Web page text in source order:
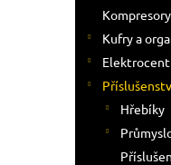
Kompresory
Kufry a
Hřebíky